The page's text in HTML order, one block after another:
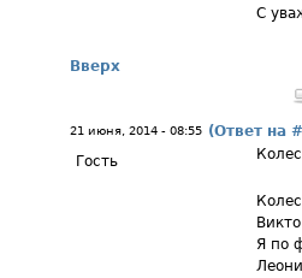
С
Вверх
21 июня, 2014 - 08:55 (Ответ на
Гость
Я по